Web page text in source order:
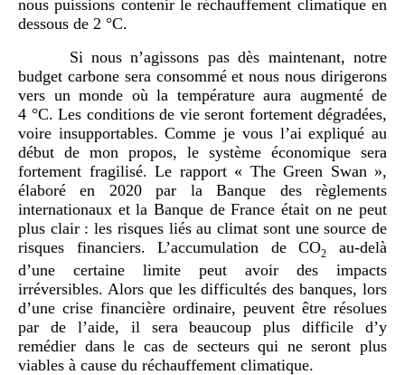
nous puissions contenir le réchauffement climatique en
dessous de 2 °C.
Si nous n’agissons pas dès maintenant, notre
budget carbone sera consommé et nous nous dirigerons
vers un monde où la température aura augmenté de
4 °C. Les conditions de vie seront fortement dégradées,
voire insupportables. Comme je vous l’ai expliqué au
début de mon propos, le système économique sera
fortement fragilisé. Le rapport « The Green Swan »,
élaboré en 2020 par la Banque des règlements
internationaux et la Banque de France était on ne peut
plus clair : les risques liés au climat sont une source de
risques financiers. L’accumulation de CO2
au-delà
d’une certaine limite peut avoir des impacts
irréversibles. Alors que les difficultés des banques, lors
d’une crise financière ordinaire, peuvent être résolues
par de l’aide, il sera beaucoup plus difficile d’y
remédier dans le cas de secteurs qui ne seront plus
viables à cause du réchauffement climatique.